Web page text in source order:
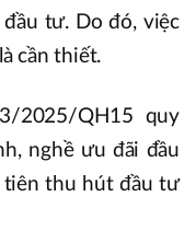
tư. Do đó, việc
cần thiết.
2025/QH15 quy
nghề ưu đãi đầu
tiên thu hút đầu tư